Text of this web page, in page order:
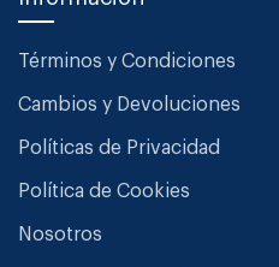
Términos y Condiciones
Cambios y Devoluciones
Políticas de Privacidad
Política de Cookies
Nosotros